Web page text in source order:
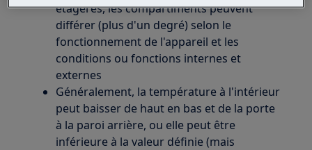
étagères, les compartiments peuvent
différer (plus d'un degré) selon le
fonctionnement de l'appareil et les
conditions ou fonctions internes et
externes
Généralement, la température à l'intérieur
peut baisser de haut en bas et de la porte
à la paroi arrière, ou elle peut être
inférieure à la valeur définie (mais